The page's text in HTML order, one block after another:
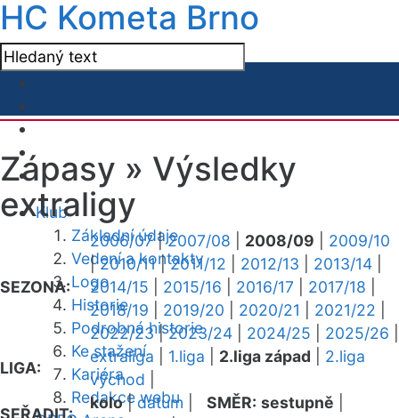
HC Kometa Brno
Klub
Základní údaje
Vedení a kontakty
Logo
Historie
Podrobná historie
Ke stažení
Kariéra
Redakce webu
Zápasy » Výsledky
extraligy
SEZONA:
2006/07|2007/08 2008/09
2009/10
|2010/11|2011/12 2012/13 2013/14
2014/15
2015/16 2016/17 2017/18
2018/19
2019/20 2020/21 2021/22
2022/23|2023/24 2024/25 2025/26
LIGA:
extraliga 1.liga 2.liga západ
2.liga
východ
SEŘADIT:
kolo|datum SMĚR: sestupně